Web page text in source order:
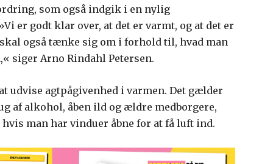
som også indgik i en nylig
er godt klar over, at det er varmt, og at det er
også tænke sig om i forhold til, hvad man
siger Arno Rindahl Petersen.
udvise agtpågivenhed i varmen. Det gælder
af alkohol, åben ild og ældre medborgere,
man har vinduer åbne for at få luft ind.